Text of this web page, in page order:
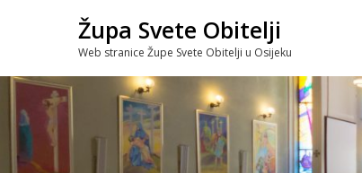
Župa Svete Obitelji
Web stranice Župe Svete Obitelji u Osijeku